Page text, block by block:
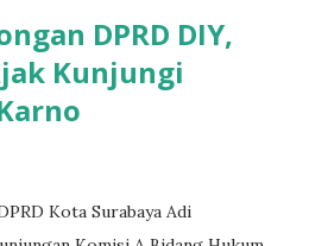
DPRD DIY,
Kunjungi
Kota Surabaya Adi